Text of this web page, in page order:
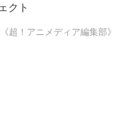
クト
《超！アニメディア編集部》